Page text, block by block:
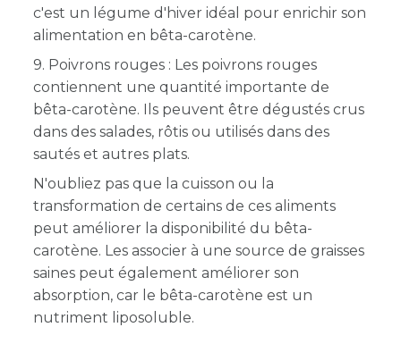
c'est un légume d'hiver idéal pour enrichir son
alimentation en bêta-carotène.
9. Poivrons rouges : Les poivrons rouges
contiennent une quantité importante de
bêta-carotène. Ils peuvent être dégustés crus
dans des salades, rôtis ou utilisés dans des
sautés et autres plats.
N'oubliez pas que la cuisson ou la
transformation de certains de ces aliments
peut améliorer la disponibilité du bêta-
carotène. Les associer à une source de graisses
saines peut également améliorer son
absorption, car le bêta-carotène est un
nutriment liposoluble.